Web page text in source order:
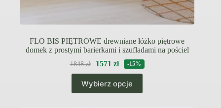
FLO BIS PIĘTROWE drewniane łóżko piętrowe
domek z prostymi barierkami i szufladami na pościel
1848zł 1571 zł -15%
Wybierz opcje
produkt
ma